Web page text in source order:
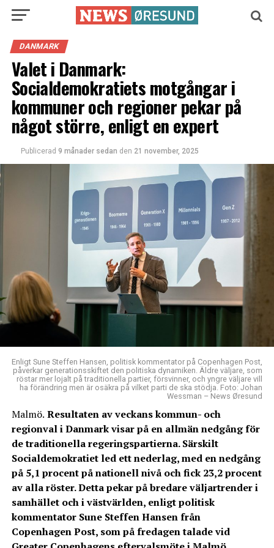
DANMARK
Valet i Danmark:
Socialdemokratiets motgångar i
kommuner och regioner pekar på
något större, enligt en expert
Publicerad 9 månader sedan den 21 november, 2025
Enligt Sune Steffen Hansen, politisk kommentator på Copenhagen Post,
påverkar generationsskiftet den politiska dynamiken. Äldre väljare, som
röstar mer lojalt på traditionella partier, försvinner, och yngre väljare vill
ha förändring men är osäkra på vilket parti de ska stödja. Foto: Johan
Wessman – News Øresund
Malmö. Resultaten av veckans kommun- och
regionval i Danmark visar på en allmän nedgång för
de traditionella regeringspartierna. Särskilt
Socialdemokratiet led ett nederlag, med en nedgång
på 5,1 procent på nationell nivå och fick 23,2 procent
av alla röster. Detta pekar på bredare väljartrender i
samhället och i västvärlden, enligt politisk
kommentator Sune Steffen Hansen från
Copenhagen Post, som på fredagen talade vid